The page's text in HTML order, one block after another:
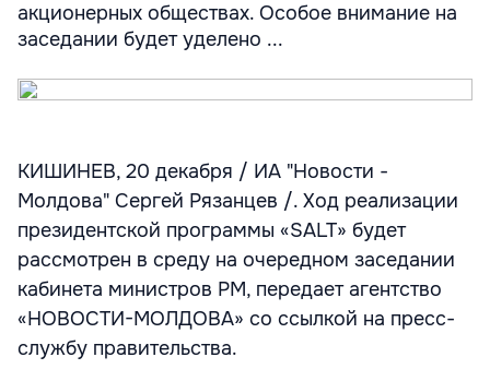
акционерных обществах. Особое внимание на
заседании будет уделено ...
КИШИНЕВ, 20 декабря / ИА "Новости -
Молдова" Сергей Рязанцев /. Ход реализации
президентской программы «SALT» будет
рассмотрен в среду на очередном заседании
кабинета министров РМ, передает агентство
«НОВОСТИ-МОЛДОВА» со ссылкой на пресс-
службу правительства.